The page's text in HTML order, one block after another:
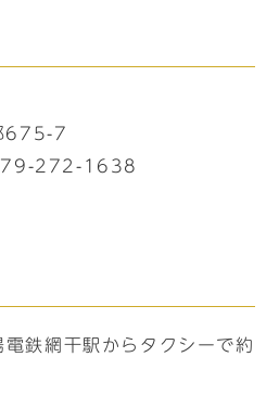
675-7
272-1638
電鉄網干駅からタクシーで約